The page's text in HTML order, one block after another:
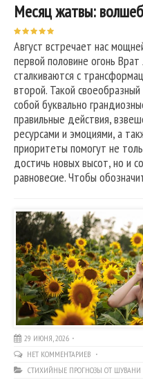
Месяц жатвы:
Август встречает нас
первой половине огонь
сталкиваются с
второй. Такой
собой буквально
правильные действия,
ресурсами и эмоциями, а
приоритеты помогут не
достичь новых высот, но и
равновесие. Чтобы
29 ИЮНЯ, 2026
НЕТ КОММЕНТАРИЕВ
СТИХИЙНЫЕ ПРОГНОЗЫ ОТ ШУВАНИ